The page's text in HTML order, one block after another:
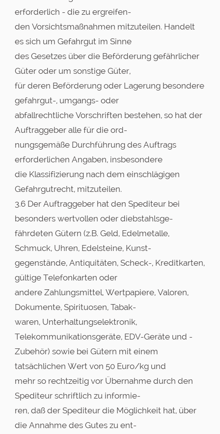
erforderlich - die zu ergreifen-
den Vorsichtsmaßnahmen mitzuteilen. Handelt
es sich um Gefahrgut im Sinne
des Gesetzes über die Beförderung gefährlicher
Güter oder um sonstige Güter,
für deren Beförderung oder Lagerung besondere
gefahrgut-, umgangs- oder
abfallrechtliche Vorschriften bestehen, so hat der
Auftraggeber alle für die ord-
nungsgemäße Durchführung des Auftrags
erforderlichen Angaben, insbesondere
die Klassifizierung nach dem einschlägigen
Gefahrgutrecht, mitzuteilen.
3.6 Der Auftraggeber hat den Spediteur bei
besonders wertvollen oder diebstahlsge-
fährdeten Gütern (z.B. Geld, Edelmetalle,
Schmuck, Uhren, Edelsteine, Kunst-
gegenstände, Antiquitäten, Scheck-, Kreditkarten,
gültige Telefonkarten oder
andere Zahlungsmittel, Wertpapiere, Valoren,
Dokumente, Spirituosen, Tabak-
waren, Unterhaltungselektronik,
Telekommunikationsgeräte, EDV-Geräte und -
Zubehör) sowie bei Gütern mit einem
tatsächlichen Wert von 50 Euro/kg und
mehr so rechtzeitig vor Übernahme durch den
Spediteur schriftlich zu informie-
ren, daß der Spediteur die Möglichkeit hat, über
die Annahme des Gutes zu ent-